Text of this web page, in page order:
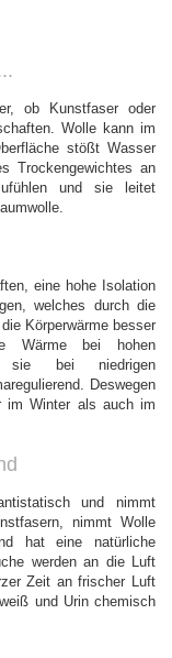
ob Kunstfaser oder
Wolle kann im
stößt Wasser
Trockengewichtes an
und sie leitet
eine hohe Isolation
welches durch die
Körperwärme besser
Wärme bei hohen
sie bei niedrigen
Deswegen
im Winter als auch im
und nimmt
nimmt Wolle
hat eine natürliche
werden an die Luft
Zeit an frischer Luft
und Urin chemisch